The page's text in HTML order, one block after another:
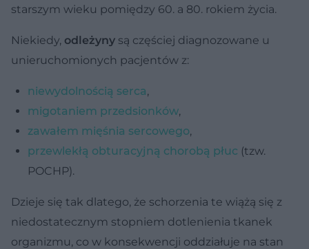
starszym wieku pomiędzy 60. a 80. rokiem życia.
Niekiedy, odleżyny są częściej diagnozowane u
unieruchomionych pacjentów z:
niewydolnością serca,
migotaniem przedsionków,
zawałem mięśnia sercowego,
przewlekłą obturacyjną chorobą płuc (tzw.
POCHP).
Dzieje się tak dlatego, że schorzenia te wiążą się z
niedostatecznym stopniem dotlenienia tkanek
organizmu, co w konsekwencji oddziałuje na stan